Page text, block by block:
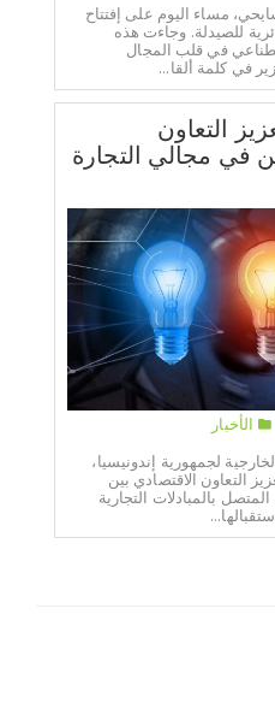
مساء اليوم على إفتتاح
للصيدلة. وجاءت هذه
في قلب المجال
في كلمة ألقا...
التعاون
في مجالي التجارة
الأخبار
لجمهورية إندونيسيا،
التعاون الاقتصادي بين
بالمبادلات التجارية